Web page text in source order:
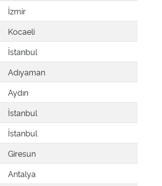
İzmir
Kocaeli
İstanbul
Adıyaman
Aydın
İstanbul
İstanbul
Giresun
Antalya